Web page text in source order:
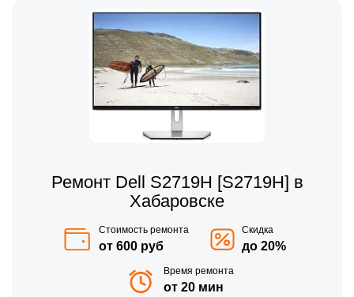
Ремонт Dell S2719H [S2719H] в
Хабаровске
Стоимость ремонта
от 600 руб
Скидка
до 20%
Время ремонта
от 20 мин